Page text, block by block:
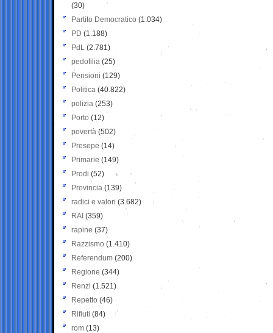
(30)
Partito Democratico (1.034)
PD (1.188)
PdL (2.781)
pedofilia (25)
Pensioni (129)
Politica (40.822)
polizia (253)
Porto (12)
povertà (502)
Presepe (14)
Primarie (149)
Prodi (52)
Provincia (139)
radici e valori (3.682)
RAI (359)
rapine (37)
Razzismo (1.410)
Referendum (200)
Regione (344)
Renzi (1.521)
Repetto (46)
Rifiuti (84)
rom (13)